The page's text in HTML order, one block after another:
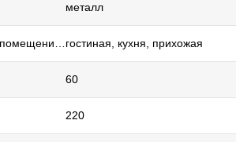
металл
гостиная, кухня, прихожая
60
220